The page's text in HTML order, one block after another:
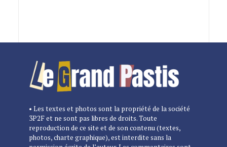
• Les textes et photos sont la propriété de la société
3P2F et ne sont pas libres de droits. Toute
reproduction de ce site et de son contenu (textes,
photos, charte graphique), est interdite sans la